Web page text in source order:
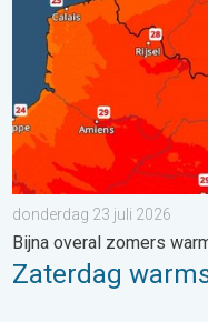
donderdag 23 juli 2026
Bijna overal zomers
Zaterdag